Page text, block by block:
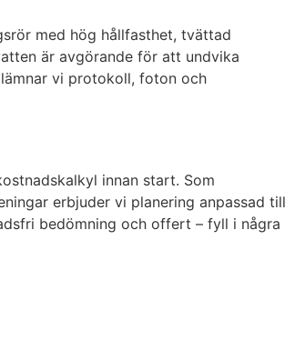
med hög hållfasthet, tvättad
är avgörande för att undvika
vi protokoll, foton och
innan start. Som
erbjuder vi planering anpassad till
bedömning och offert – fyll i några